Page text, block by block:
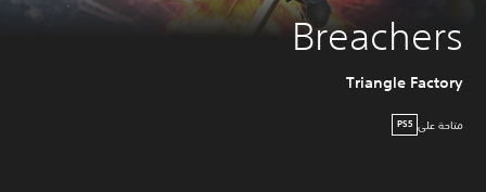
Breachers
Triangle Factory
متاحة على PS5